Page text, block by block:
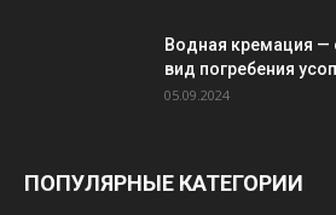
Водная кремация —
вид погребения
05.09.2024
ПОПУЛЯРНЫЕ КАТЕГОРИИ